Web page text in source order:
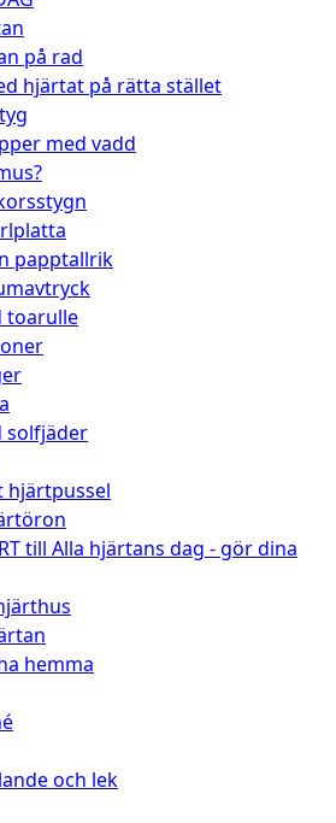
på rad
hjärtat på rätta stället
med vadd
papptallrik
toarulle
solfjäder
hjärtpussel
till Alla hjärtans dag - gör dina
hemma
och lek